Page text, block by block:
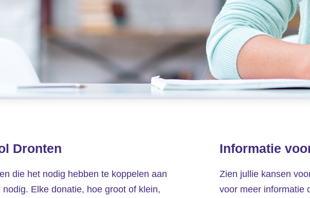
Dronten
die het nodig hebben te koppelen aan
Elke donatie, hoe groot of klein,
Informatie
Zien jullie kansen
voor meer informatie